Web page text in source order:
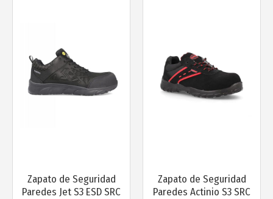
Zapato de Seguridad
Paredes Jet S3 ESD SRC
Zapato de Seguridad
Paredes Actinio S3 SRC
Más info Más info